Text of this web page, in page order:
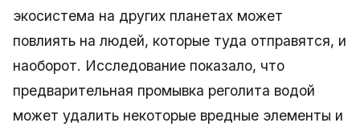
экосистема на других планетах может
повлиять на людей, которые туда отправятся, и
наоборот. Исследование показало, что
предварительная промывка реголита водой
может удалить некоторые вредные элементы и